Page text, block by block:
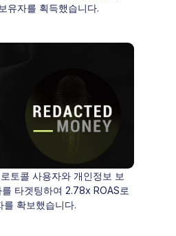
유자를 획득했습니다.
토콜 사용자와 개인정보 보
타겟팅하여 2.78x ROAS로
를 확보했습니다.